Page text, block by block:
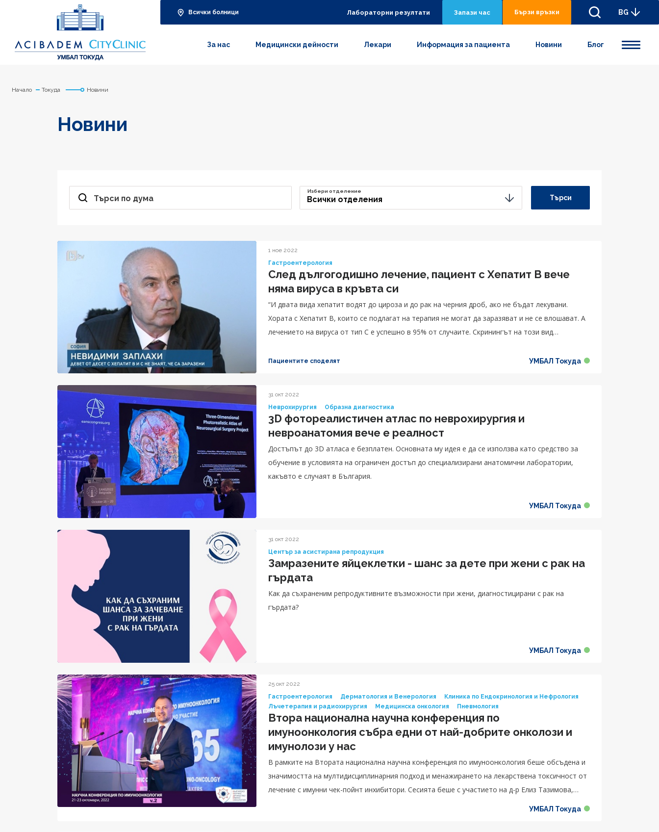
Всички болници Лабораторни резултати Запази час Бързи връзки BG
За нас Медицински дейности Лекари Информация за пациента Новини Блог
Начало Токуда Новини
Новини
Търси по дума Всички отделения
Избери отделение
Търси
1 ное 2022
Гастроентерология
След дългогодишно лечение, пациент с Хепатит B вече
няма вируса в кръвта си
“И двата вида хепатит водят до цироза и до рак на черния дроб, ако не бъдат лекувани.
Хората с Хепатит B, които се подлагат на терапия не могат да заразяват и не се влошават. А
лечението на вируса от тип C е успешно в 95% от случаите. Скринингът на този вид
Пациентите споделят УМБАЛ Токуда
31 окт 2022
Неврохирургия
Образна диагностика
3D фотореалистичен атлас по неврохирургия и
невроанатомия вече е реалност
Достъпът до 3D атласа е безплатен. Основната му идея е да се използва като средство за
обучение в условията на ограничен достъп до специализирани анатомични лаборатории,
какъвто е случаят в България.
УМБАЛ Токуда
31 окт 2022
Център за асистирана репродукция
Замразените яйцеклетки - шанс за дете при жени с рак на
гърдата
Как да съхраненим репродуктивните възможности при жени, диагностицирани с рак на
УМБАЛ Токуда
25 окт 2022
Гастроентерология
Дерматология и Венерология
Клиника по Ендокринология и Нефрология
Лъчетерапия и радиохирургия
Медицинска онкология Пневмология
Втора национална научна конференция по
имуноонкология събра едни от най-добрите онколози и
имунолози у нас
В рамките на Втората национална научна конференция по имуноонкология беше обсъдена и
значимостта на мултидисциплинарния подход и менажирането на лекарствена токсичност от
лечение с имунни чек-пойнт инхибитори. Сесията беше с участието на д-р Елиз Тазимова,
УМБАЛ Токуда